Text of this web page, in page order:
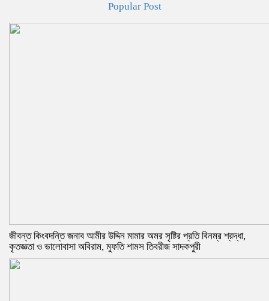
Popular Post
জীবন্ত কিংবদন্তি জনাব আমীর উদ্দিন মামার অমর সৃষ্টির প্রতি বিনম্র শ্রদ্ধা,
কৃতজ্ঞতা ও ভালোবাসা অবিরাম, মুফতি শামস তিবরীজ সাদকপুরী